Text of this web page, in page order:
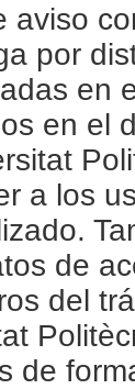
aviso
por
en
en el
a los
de
del
de